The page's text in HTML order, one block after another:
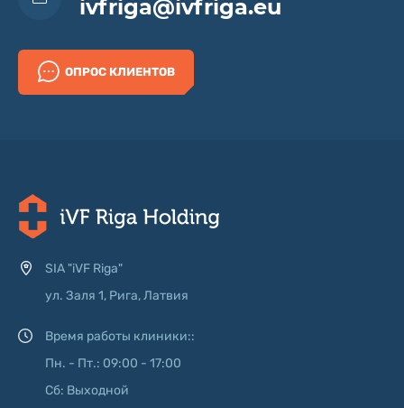
ivfriga@ivfriga.eu
ОПРОС КЛИЕНТОВ
SIA "iVF Riga"
ул. Заля 1, Рига, Латвия
Время работы клиники::
Пн. - Пт.: 09:00 - 17:00
Сб: Выходной